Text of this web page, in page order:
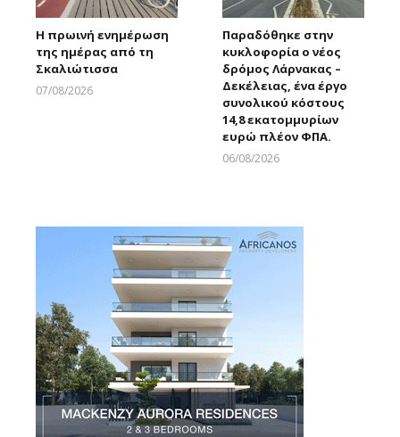
Η πρωινή ενημέρωση
της ημέρας από τη
Σκαλιώτισσα
07/08/2026
Παραδόθηκε στην
κυκλοφορία ο νέος
δρόμος Λάρνακας –
Δεκέλειας, ένα έργο
συνολικού κόστους
14,8 εκατομμυρίων
ευρώ πλέον ΦΠΑ.
06/08/2026